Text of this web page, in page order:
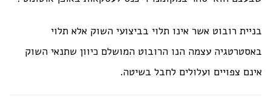
בניית רובוט אשר אינו תלוי בביצועי השוק אלא תלוי
באסטרטגיה עצמה הנו הרובוט המושלם כיוון שתנאי השוק
אינם צפויים ועלולים לחבל בשיטה.